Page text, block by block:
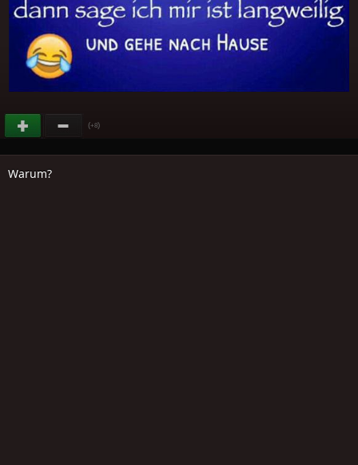
(+8)
Warum?